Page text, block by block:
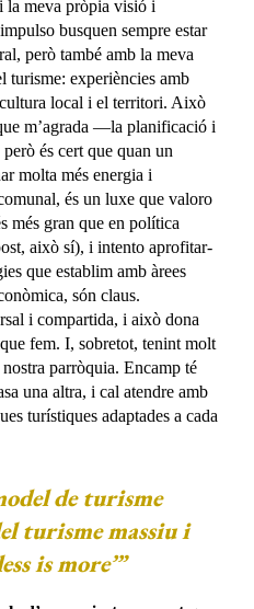
la meva pròpia visió i
busquen sempre estar
però també amb la meva
turisme: experiències amb
local i el territori. Això
m’agrada —la planificació i
és cert que quan un
molta més energia i
és un luxe que valoro
més gran que en política
això sí), i intento aprofitar-
que establim amb àrees
són claus.
i compartida, i això dona
fem. I, sobretot, tenint molt
parròquia. Encamp té
una altra, i cal atendre amb
turístiques adaptades a cada
de turisme
turisme massiu i
is more’”